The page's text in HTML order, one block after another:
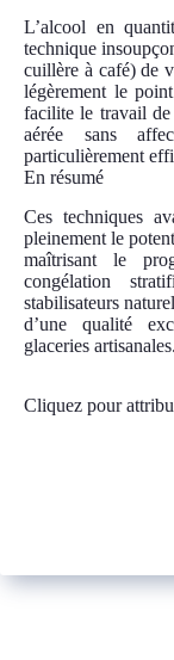
L’alcool en
technique
cuillère à café) de
légèrement le
facilite le travail
aérée sans
particulièrement
En résumé
Ces techniques
pleinement le
maîtrisant le
congélation
stabilisateurs
d’une qualité
glaceries artisanales.
Cliquez pour